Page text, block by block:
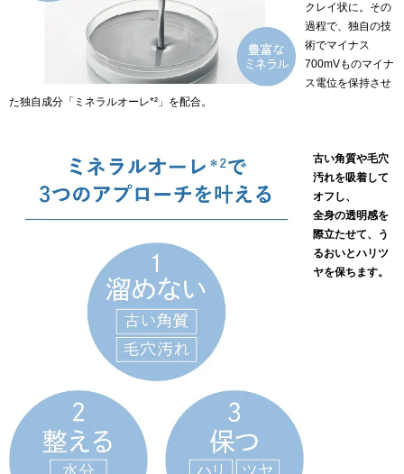
クレイ状に。その
過程で、独自の技
術でマイナス
700mVものマイナ
ス電位を保持させ
た独自成分「ミネラルオーレ*²」を配合。
古い角質や毛穴
汚れを吸着して
オフし、
全身の透明感を
際立たせて、う
るおいとハリツ
ヤを保ちます。